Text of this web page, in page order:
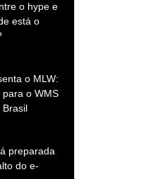
o hype e
está o
o MLW:
o WMS
Brasil
preparada
do e-